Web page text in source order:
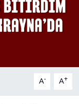
A- A+